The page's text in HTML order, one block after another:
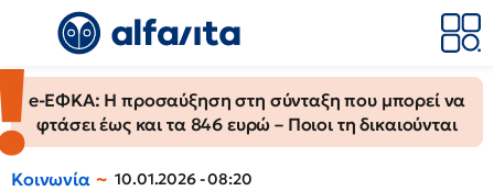
e-ΕΦΚΑ: Η προσαύξηση στη σύνταξη που μπορεί να
φτάσει έως και τα 846 ευρώ – Ποιοι τη δικαιούνται
Κοινωνία 10.01.2026 - 08:20